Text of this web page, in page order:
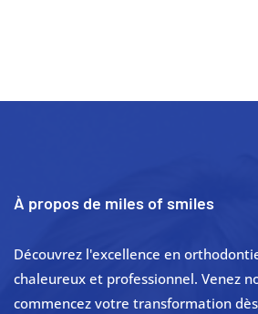
À propos de miles of smiles
Découvrez l'excellence en
chaleureux et professionnel. Venez
commencez votre transformation